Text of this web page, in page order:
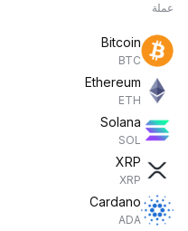
عملة
Bitcoin
BTC
Ethereum
ETH
Solana
SOL
XRP
XRP
Cardano
ADA